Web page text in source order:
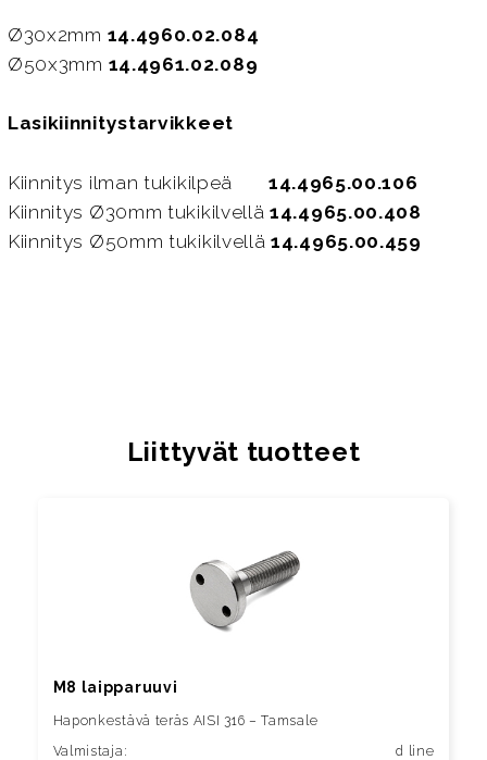
Ø30x2mm 14.4960.02.084
Ø50x3mm 14.4961.02.089
Lasikiinnitystarvikkeet
Kiinnitys ilman tukikilpeä 14.4965.00.106
Kiinnitys Ø30mm tukikilvellä14.4965.00.408
Kiinnitys Ø50mm tukikilvellä14.4965.00.459
Liittyvät tuotteet
M8 laipparuuvi
Haponkestävä teräs AISI 316 – Tamsale
Valmistaja:
d line